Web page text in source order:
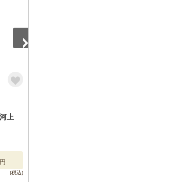
上
円